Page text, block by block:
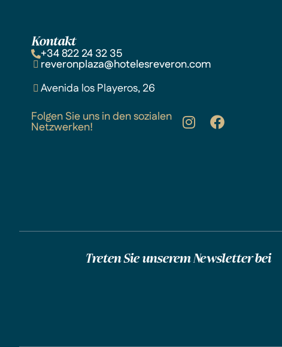
Kontakt
+34 822 24 32 35
reveronplaza@hotelesreveron.com
Avenida los Playeros, 26
Folgen Sie uns in den sozialen
Netzwerken!
Treten Sie unserem Newsletter bei